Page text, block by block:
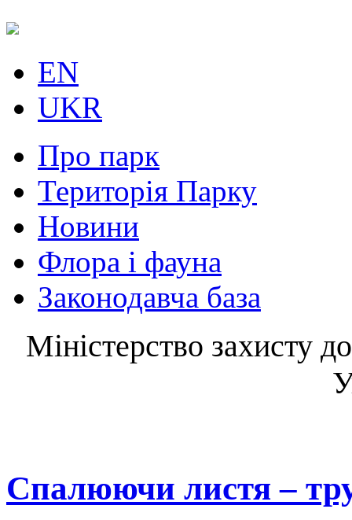
EN
UKR
Про парк
Територія Парку
Новини
Флора і фауна
Законодавча база
Міністерство захисту
Спалюючи листя –